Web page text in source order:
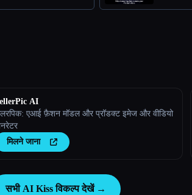
AI
एआई फ़ैशन मॉडल और प्रॉडक्ट इमेज और वीडियो
मिलने जाना
सभी AI Kiss विकल्प देखें →